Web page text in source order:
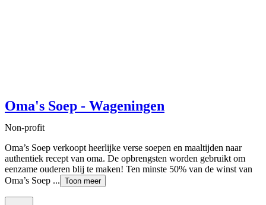
Oma's Soep - Wageningen
Non-profit
Oma’s Soep verkoopt heerlijke verse soepen en maaltijden naar
authentiek recept van oma. De opbrengsten worden gebruikt om
eenzame ouderen blij te maken! Ten minste 50% van de winst van
Oma’s Soep ... Toon meer